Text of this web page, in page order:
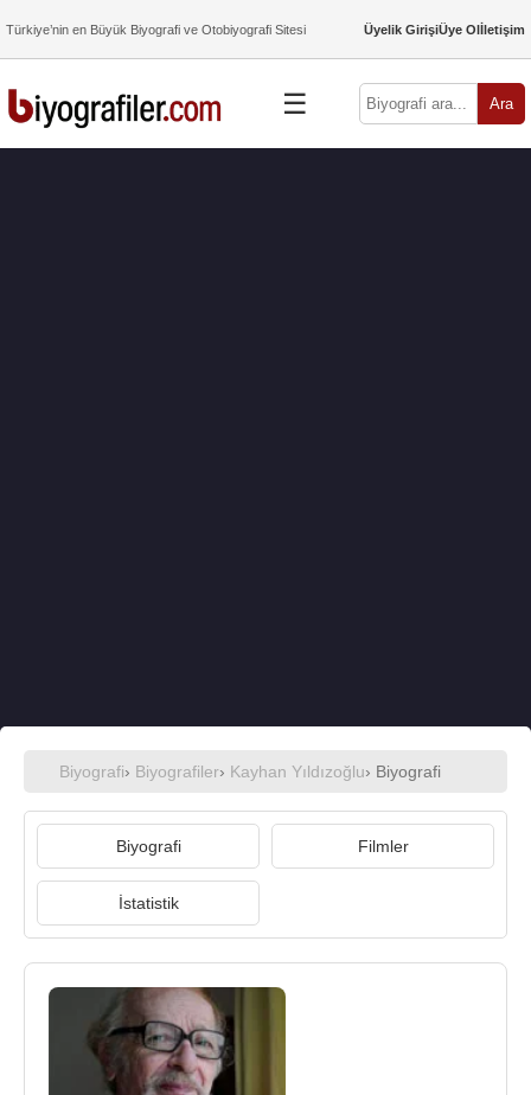
Türkiye’nin en Büyük Biyografi ve Otobiyografi Sitesi Üyelik GirişiÜye Olİletişim
☰ Ara
Biyografi› Biyografiler› Kayhan Yıldızoğlu› Biyografi
Biyografi Filmler
İstatistik